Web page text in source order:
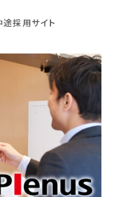
採用サイト